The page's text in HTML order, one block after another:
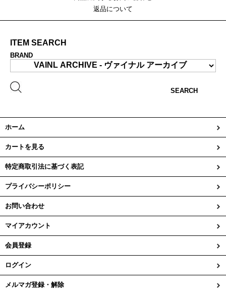
返品について
ITEM SEARCH
BRAND
SEARCH
ホーム
カートを見る
特定商取引法に基づく表記
プライバシーポリシー
お問い合わせ
マイアカウント
会員登録
ログイン
メルマガ登録・解除